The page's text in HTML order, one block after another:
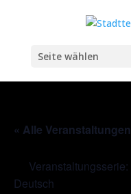
Seite wählen
« Alle Veranstaltungen
Veranstaltungsserie:
Deutsch